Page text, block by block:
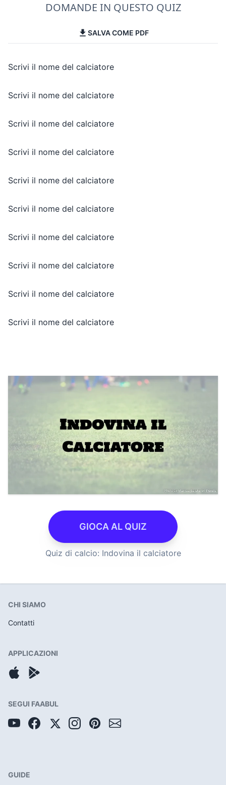
DOMANDE IN QUESTO QUIZ
SALVA COME PDF
Scrivi il nome del calciatore
Scrivi il nome del calciatore
Scrivi il nome del calciatore
Scrivi il nome del calciatore
Scrivi il nome del calciatore
Scrivi il nome del calciatore
Scrivi il nome del calciatore
Scrivi il nome del calciatore
Scrivi il nome del calciatore
Scrivi il nome del calciatore
GIOCA AL QUIZ
Quiz di calcio: Indovina il calciatore
CHI SIAMO
Contatti
APPLICAZIONI
SEGUI FAABUL
GUIDE